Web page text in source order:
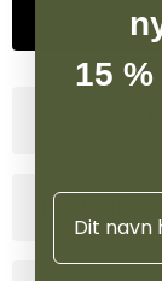
15
Navn